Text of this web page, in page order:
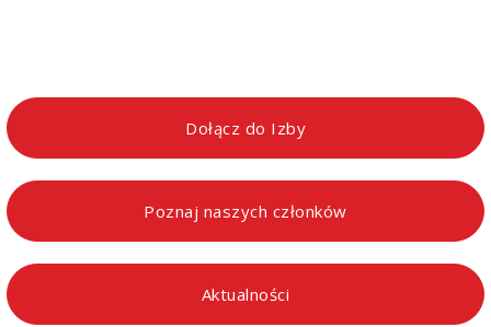
Dołącz do Izby
Poznaj naszych członków
Aktualności